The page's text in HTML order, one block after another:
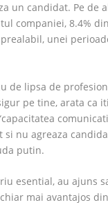
un candidat. Pe de
companiei, 8.4%
unei
de lipsa de
pe tine, arata ca
nu agreaza
putin.
esential, au ajuns
mai avantajos